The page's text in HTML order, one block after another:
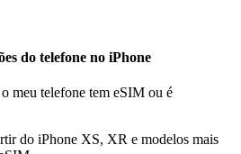
do telefone no iPhone
meu telefone tem eSIM ou é
do iPhone XS, XR e modelos mais